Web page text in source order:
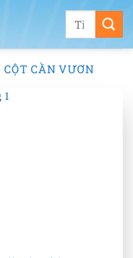
Tìm
CỘT CẦN VƯƠN